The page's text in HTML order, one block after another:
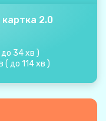
2.0
до 34 хв )
( до 114хв )